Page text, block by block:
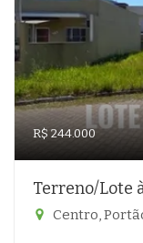
R$ 244.000
Terreno/Lote
Centro,